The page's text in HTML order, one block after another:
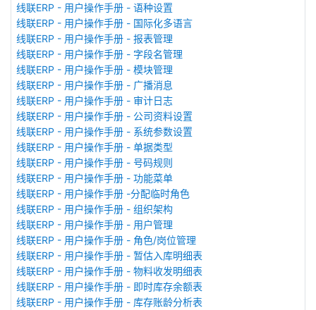
线联ERP - 用户操作手册 - 语种设置
线联ERP - 用户操作手册 - 国际化多语言
线联ERP - 用户操作手册 - 报表管理
线联ERP - 用户操作手册 - 字段名管理
线联ERP - 用户操作手册 - 模块管理
线联ERP - 用户操作手册 - 广播消息
线联ERP - 用户操作手册 - 审计日志
线联ERP - 用户操作手册 - 公司资料设置
线联ERP - 用户操作手册 - 系统参数设置
线联ERP - 用户操作手册 - 单据类型
线联ERP - 用户操作手册 - 号码规则
线联ERP - 用户操作手册 - 功能菜单
线联ERP - 用户操作手册 -分配临时角色
线联ERP - 用户操作手册 - 组织架构
线联ERP - 用户操作手册 - 用户管理
线联ERP - 用户操作手册 - 角色/岗位管理
线联ERP - 用户操作手册 - 暂估入库明细表
线联ERP - 用户操作手册 - 物料收发明细表
线联ERP - 用户操作手册 - 即时库存余额表
线联ERP - 用户操作手册 - 库存账龄分析表